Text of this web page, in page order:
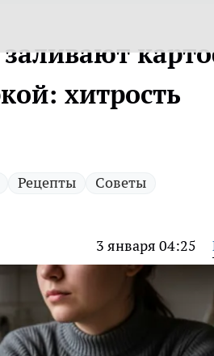
хитрость
Рецепты Советы
3 января 04:25